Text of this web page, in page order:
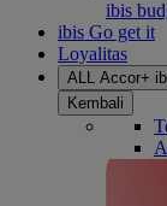
ibis
ibis Go get it
Loyalitas
ALL Accor+
Kembali